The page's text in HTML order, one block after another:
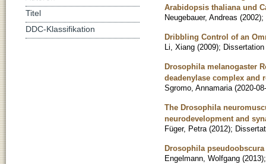
Arabidopsis thaliana und
Neugebauer, Andreas (2002);
Dribbling Control of an
Li, Xiang (2009); Dissertation
Drosophila melanogaster
deadenylase complex and
Sgromo, Annamaria (2020-
The Drosophila
neurodevelopment and
Füger, Petra (2012);
Drosophila
Engelmann, Wolfgang (2013)
Titel
DDC-Klassifikation